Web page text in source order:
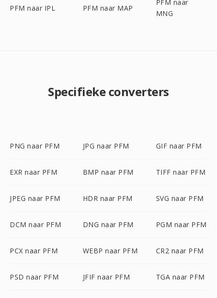
PFM naar IPL PFM naar MAP
PFM naar
MNG
Specifieke converters
PNG naar PFM JPG naar PFM GIF naar PFM
EXR naar PFM BMP naar PFM TIFF naar PFM
JPEG naar PFM HDR naar PFM SVG naar PFM
DCM naar PFM DNG naar PFM PGM naar PFM
PCX naar PFM WEBP naar PFM CR2 naar PFM
PSD naar PFM JFIF naar PFM TGA naar PFM